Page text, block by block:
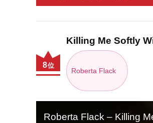
Killing Me Softly
Roberta Flack
8位
Roberta Flack – Killing